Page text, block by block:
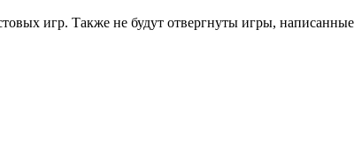
игр. Также не будут отвергнуты игры, написанные